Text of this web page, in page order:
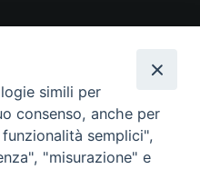
simili per
consenso, anche per
semplici",
"misurazione" e